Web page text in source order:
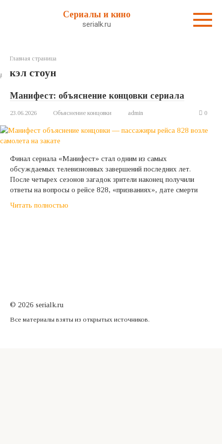
Сериалы и кино
serialk.ru
Главная страница
кэл стоун
Манифест: объяснение концовки сериала
23.06.2026 Объяснение концовки admin 0
Финал сериала «Манифест» стал одним из самых
обсуждаемых телевизионных завершений последних лет.
После четырех сезонов загадок зрители наконец получили
ответы на вопросы о рейсе 828, «призваниях», дате смерти
Читать полностью
© 2026 serialk.ru
Все материалы взяты из открытых источников.